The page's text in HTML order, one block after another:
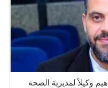
وكيلاً لمديرية الصحة